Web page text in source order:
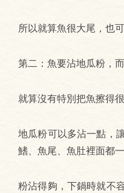
所以就算魚很大尾，也
第二：魚要沾地瓜粉，
就算沒有特別把魚擦得
地瓜粉可以多沾一點，
鰭、魚尾、魚肚裡面都一
粉沾得夠，下鍋時就不